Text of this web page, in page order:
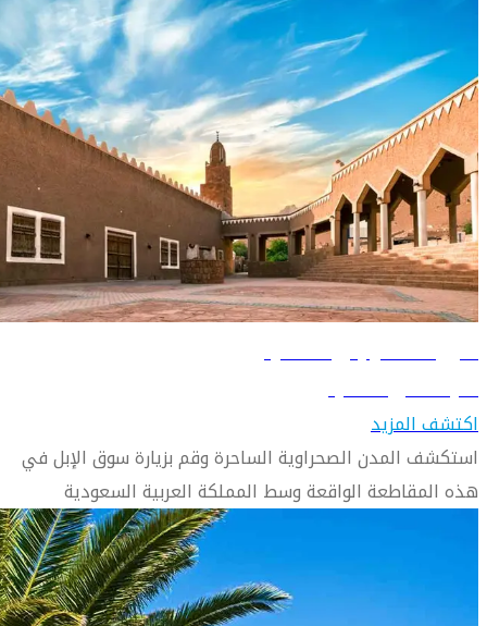
دليل السفر إلى القصيم
تعرّف على القصيم
اكتشف المزيد
استكشف المدن الصحراوية الساحرة وقم بزيارة سوق الإبل في
هذه المقاطعة الواقعة وسط المملكة العربية السعودية